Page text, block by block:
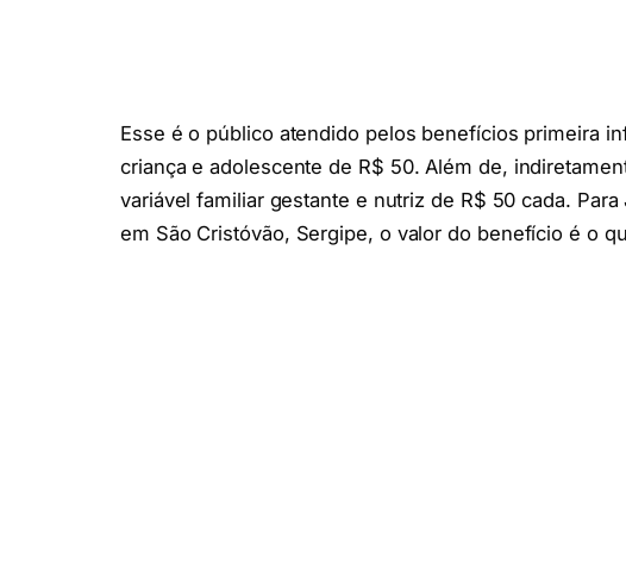
Esse é o público atendido pelos benefícios primeira
criança e adolescente de R$ 50. Além de,
variável familiar gestante e nutriz de R$ 50 cada.
em São Cristóvão, Sergipe, o valor do benefício é o